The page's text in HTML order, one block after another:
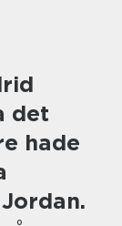
det
hade